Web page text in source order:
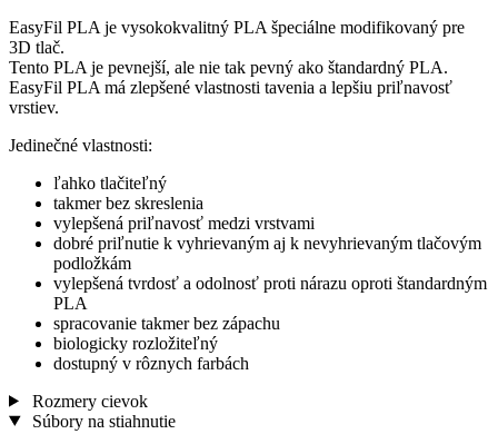
EasyFil PLA je vysokokvalitný PLA špeciálne modifikovaný pre
3D tlač.
Tento PLA je pevnejší, ale nie tak pevný ako štandardný PLA.
EasyFil PLA má zlepšené vlastnosti tavenia a lepšiu priľnavosť
vrstiev.
Jedinečné vlastnosti:
ľahko tlačiteľný
takmer bez skreslenia
vylepšená priľnavosť medzi vrstvami
dobré priľnutie k vyhrievaným aj k nevyhrievaným tlačovým
podložkám
vylepšená tvrdosť a odolnosť proti nárazu oproti štandardným
PLA
spracovanie takmer bez zápachu
biologicky rozložiteľný
dostupný v rôznych farbách
Rozmery cievok
Súbory na stiahnutie